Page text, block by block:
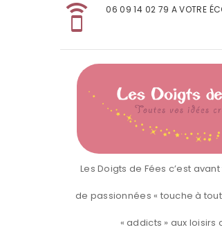
speaker_phone 06 09 14 02 79 A VOTRE
Les Doigts de Fées c’est
de passionnées « touche à
« addicts » aux loisirs